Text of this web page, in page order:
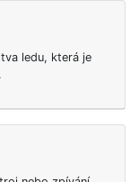
ledu, která je